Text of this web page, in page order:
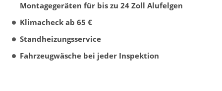
Montagegeräten für bis zu 24 Zoll Alufelgen
Klimacheck ab 65 €
Standheizungsservice
Fahrzeugwäsche bei jeder Inspektion